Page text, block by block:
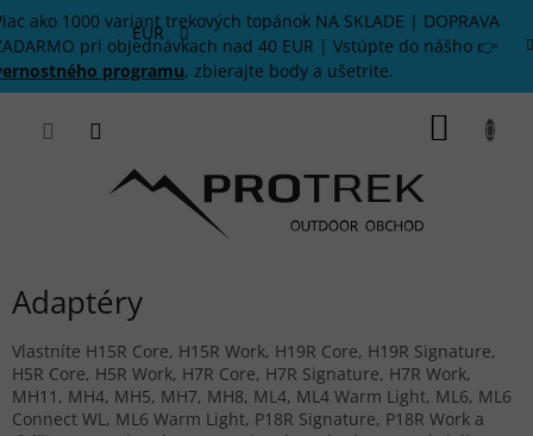
Prejsť
na
obsah
ako 1000 variant trekových topánok NA SKLADE | DOPRAVA
pri objednávkach nad 40 EUR | Vstúpte do nášho 👉
programu, zbierajte body a ušetrite.
EUR
Adaptéry
Vlastníte H15R Core, H15R Work, H19R Core, H19R Signature,
H5R Core, H5R Work, H7R Core, H7R Signature, H7R Work,
MH11, MH4, MH5, MH7, MH8, ML4, ML4 Warm Light, ML6, ML6
Connect WL, ML6 Warm Light, P18R Signature, P18R Work a